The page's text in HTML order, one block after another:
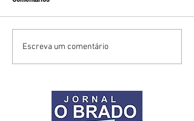
Escreva um comentário